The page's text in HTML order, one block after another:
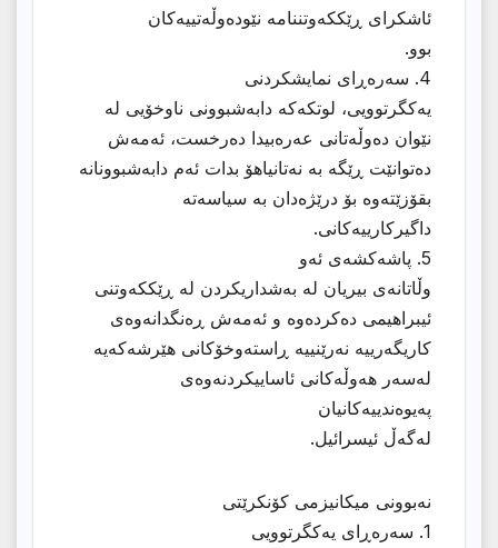
ئاشکرای ڕێککەوتننامە نێودەوڵەتییەکان
بوو.
4. سەرەڕای نمایشکردنى
یەکگرتوویی، لوتکەکە دابەشبوونی ناوخۆیی لە
نێوان دەوڵەتانی عەرەبیدا دەرخست، ئەمەش
دەتوانێت ڕێگە بە نەتانیاهۆ بدات ئەم دابەشبوونانە
بقۆزێتەوە بۆ درێژەدان بە سیاسەتە
داگیرکارییەکانى.
5. پاشەکشەی ئەو
وڵاتانەى بیریان لە بەشداریکردن لە ڕێککەوتنى
ئیبراهیمی دەکردەوە و ئەمەش ڕەنگدانەوەی
کاریگەرییە نەرێنییە ڕاستەوخۆکانی هێرشەکەیە
لەسەر هەوڵەکانی ئاساییکردنەوەی
پەیوەندییەکانیان
لەگەڵ ئیسرائیل.
نەبوونی میکانیزمی کۆنکرێتی
1. سەرەڕای یەکگرتوویی